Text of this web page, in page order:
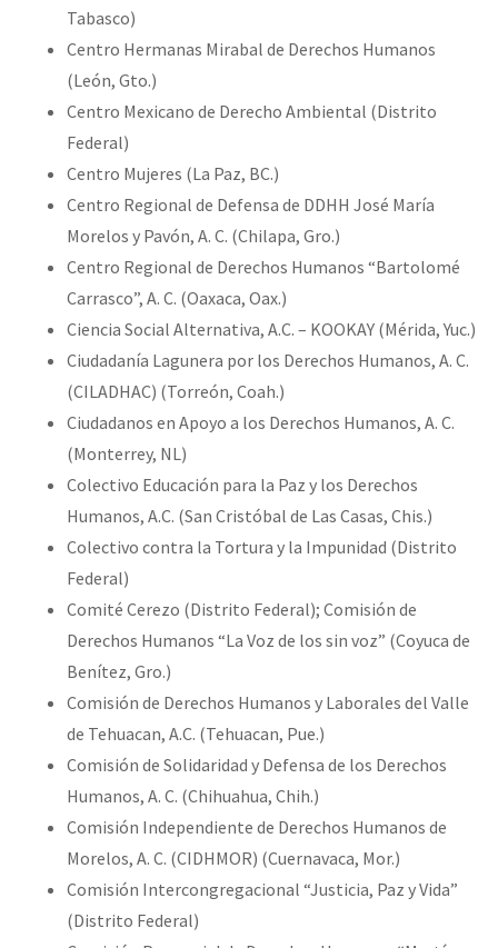
Tabasco)
Centro Hermanas Mirabal de Derechos Humanos
(León, Gto.)
Centro Mexicano de Derecho Ambiental (Distrito
Federal)
Centro Mujeres (La Paz, BC.)
Centro Regional de Defensa de DDHH José María
Morelos y Pavón, A. C. (Chilapa, Gro.)
Centro Regional de Derechos Humanos “Bartolomé
Carrasco”, A. C. (Oaxaca, Oax.)
Ciencia Social Alternativa, A.C. – KOOKAY (Mérida, Yuc.)
Ciudadanía Lagunera por los Derechos Humanos, A. C.
(CILADHAC) (Torreón, Coah.)
Ciudadanos en Apoyo a los Derechos Humanos, A. C.
(Monterrey, NL)
Colectivo Educación para la Paz y los Derechos
Humanos, A.C. (San Cristóbal de Las Casas, Chis.)
Colectivo contra la Tortura y la Impunidad (Distrito
Federal)
Comité Cerezo (Distrito Federal); Comisión de
Derechos Humanos “La Voz de los sin voz” (Coyuca de
Benítez, Gro.)
Comisión de Derechos Humanos y Laborales del Valle
de Tehuacan, A.C. (Tehuacan, Pue.)
Comisión de Solidaridad y Defensa de los Derechos
Humanos, A. C. (Chihuahua, Chih.)
Comisión Independiente de Derechos Humanos de
Morelos, A. C. (CIDHMOR) (Cuernavaca, Mor.)
Comisión Intercongregacional “Justicia, Paz y Vida”
(Distrito Federal)